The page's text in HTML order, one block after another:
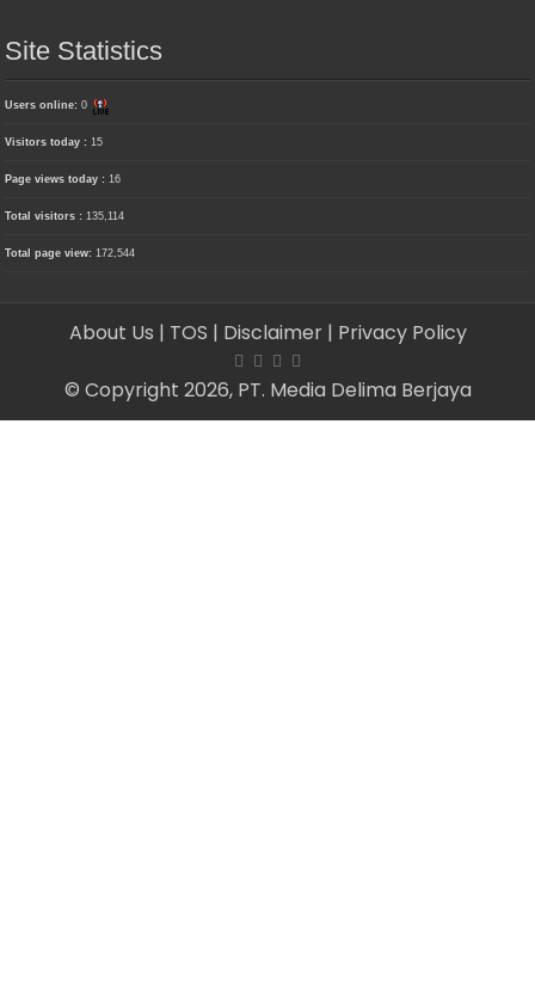
Site Statistics
Users online:0
Visitors today :15
Page views today :16
Total visitors :135,114
Total page view:172,544
About Us | TOS | Disclaimer | Privacy Policy
© Copyright 2026, PT. Media Delima Berjaya